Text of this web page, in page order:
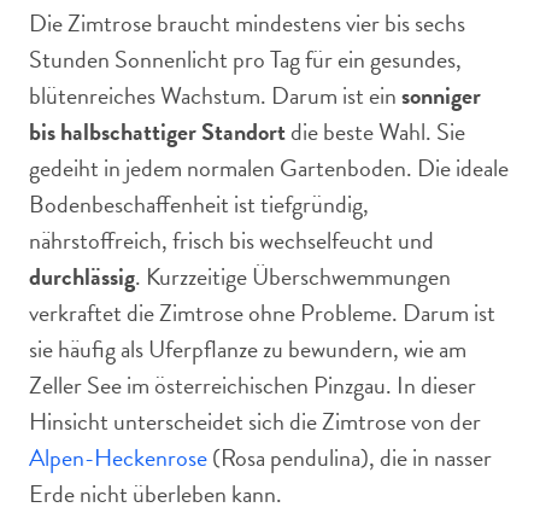
Die Zimtrose braucht mindestens vier bis sechs
Stunden Sonnenlicht pro Tag für ein gesundes,
blütenreiches Wachstum. Darum ist einsonniger
bis halbschattiger Standortdie beste Wahl. Sie
gedeiht in jedem normalen Gartenboden. Die ideale
Bodenbeschaffenheit ist tiefgründig,
nährstoffreich, frisch bis wechselfeucht und
durchlässig. Kurzzeitige Überschwemmungen
verkraftet die Zimtrose ohne Probleme. Darum ist
sie häufig als Uferpflanze zu bewundern, wie am
Zeller See im österreichischen Pinzgau. In dieser
Hinsicht unterscheidet sich die Zimtrose von der
Alpen-Heckenrose(Rosa pendulina), die in nasser
Erde nicht überleben kann.